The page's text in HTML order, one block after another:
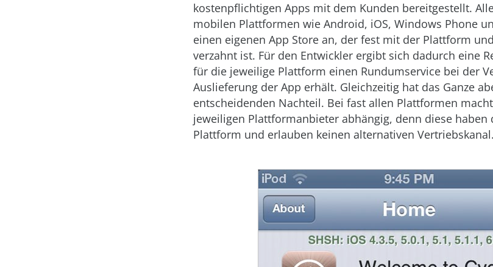
kostenpflichtigen Apps mit dem Kunden bereitgestellt.
mobilen Plattformen wie Android, iOS, Windows Phone
einen eigenen App Store an, der fest mit der Plattform
verzahnt ist. Für den Entwickler ergibt sich dadurch eine
für die jeweilige Plattform einen Rundumservice bei der
Auslieferung der App erhält. Gleichzeitig hat das Ganze
entscheidenden Nachteil. Bei fast allen Plattformen
jeweiligen Plattformanbieter abhängig, denn diese
Plattform und erlauben keinen alternativen Vertriebskanal.